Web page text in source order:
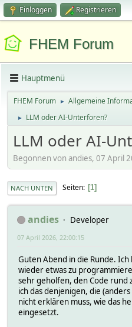
Einloggen Registrieren
FHEM Forum
Hauptmenü
FHEM Forum ► Allgemeine
► LLM oder AI-Unterforen?
LLM oder AI-
Begonnen von andies, 07 April
NACH UNTEN Seiten 1
andies Developer
07 April 2026, 22:00:15
Guten Abend in die Runde.
wieder etwas zu
sehr geholfen, den Code rund
ich das denjenigen, die
nicht erklären muss, wie das
eingesetzt.